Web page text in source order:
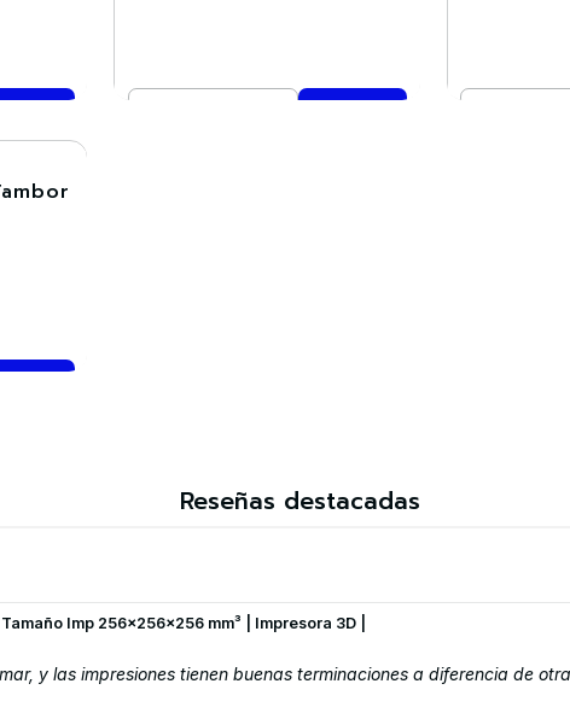
Reseñas destacadas
Imp 256×256×256 mm³ | Impresora 3D |
y las impresiones tienen buenas terminaciones a diferencia de